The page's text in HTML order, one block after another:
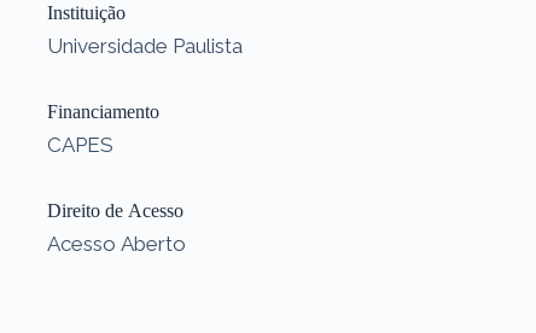
Instituição
Universidade Paulista
Financiamento
CAPES
Direito de Acesso
Acesso Aberto